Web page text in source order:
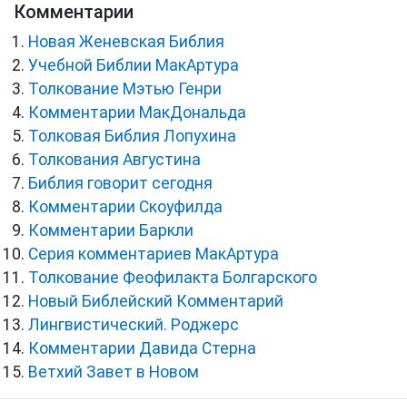
Комментарии
Новая Женевская Библия
Учебной Библии МакАртура
Толкование Мэтью Генри
Комментарии МакДональда
Толковая Библия Лопухина
Толкования Августина
Библия говорит сегодня
Комментарии Скоуфилда
Комментарии Баркли
Серия комментариев МакАртура
Толкование Феофилакта Болгарского
Новый Библейский Комментарий
Лингвистический. Роджерс
Комментарии Давида Стерна
Ветхий Завет в Новом